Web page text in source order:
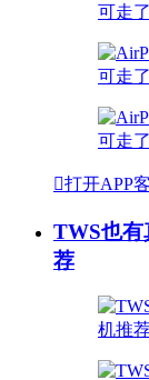
打开APP
TWS也
荐